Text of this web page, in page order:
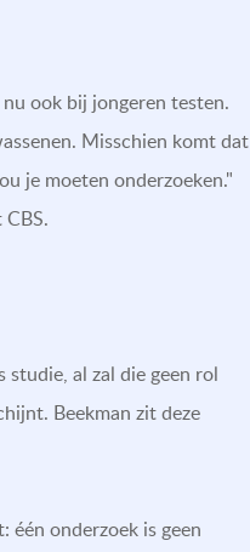
ook bij jongeren testen.
Misschien komt dat
je moeten onderzoeken."
al zal die geen rol
Beekman zit deze
onderzoek is geen